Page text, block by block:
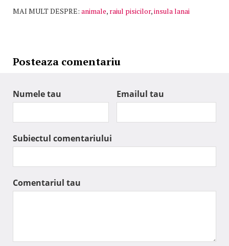
MAI MULT DESPRE: animale, raiul pisicilor,insula lanai
Posteaza comentariu
Numele tau Emailul tau
Subiectul comentariului
Comentariul tau